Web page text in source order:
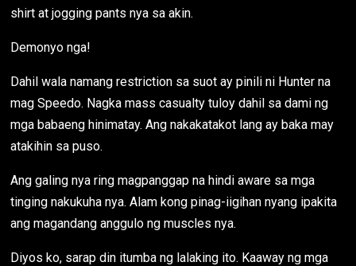
shirt at jogging pants nya sa akin.
Demonyo nga!
Dahil wala namang restriction sa suot ay pinili ni Hunter na
mag Speedo. Nagka mass casualty tuloy dahil sa dami ng
mga babaeng hinimatay. Ang nakakatakot lang ay baka may
atakihin sa puso.
Ang galing nya ring magpanggap na hindi aware sa mga
tinging nakukuha nya. Alam kong pinag-iigihan nyang ipakita
ang magandang anggulo ng muscles nya.
Diyos ko, sarap din itumba ng lalaking ito. Kaaway ng mga